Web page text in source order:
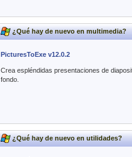
¿Qué hay de nuevo en multimedia?
PicturesToExe v12.0.2
Crea espléndidas presentaciones de
fondo.
¿Qué hay de nuevo en utilidades?